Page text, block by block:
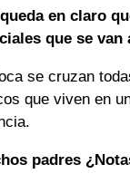
en claro
que se van
se cruzan
que viven en
padres